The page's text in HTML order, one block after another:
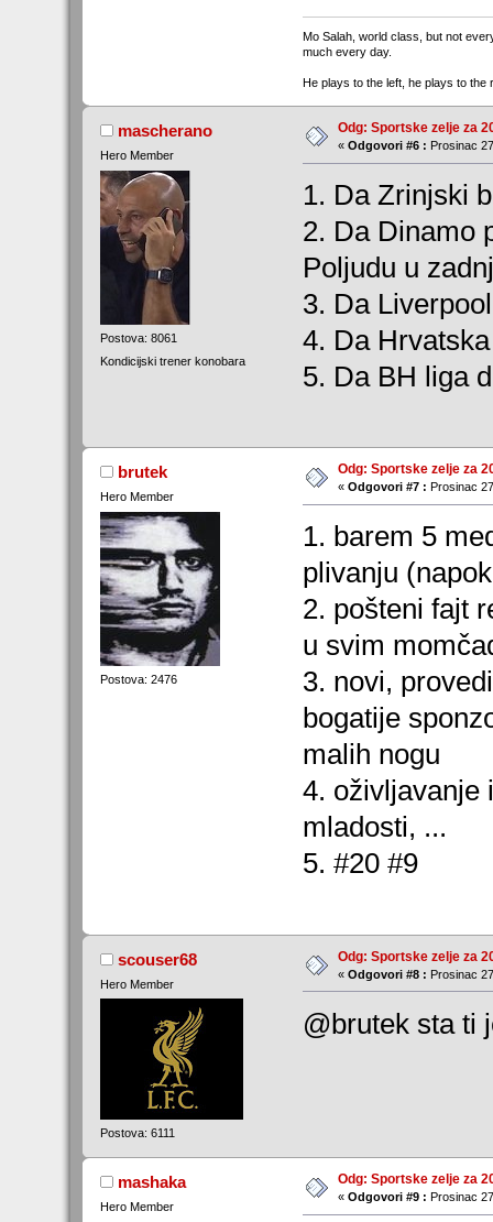
Mo Salah, world class, but not
much every day.
He plays to the left, he plays to
mascherano
Hero Member
Postova: 8061
Kondicijski trener konobara
Odg: Sportske zelje za
« Odgovori #6 : Prosinac
1. Da Zrinjski
2. Da Dinamo
Poljudu u
3. Da
4. Da
5. Da BH liga
brutek
Hero Member
Postova: 2476
Odg: Sportske zelje za
« Odgovori #7 : Prosinac
1. barem 5
plivanju
2. pošteni fajt
u svim
3. novi,
bogatije
malih nogu
4. oživljavanje
mladosti, ...
5. #20 #9
scouser68
Hero Member
Postova: 6111
Odg: Sportske zelje za
« Odgovori #8 : Prosinac
@brutek sta ti
mashaka
Hero Member
Odg: Sportske zelje za
« Odgovori #9 : Prosinac